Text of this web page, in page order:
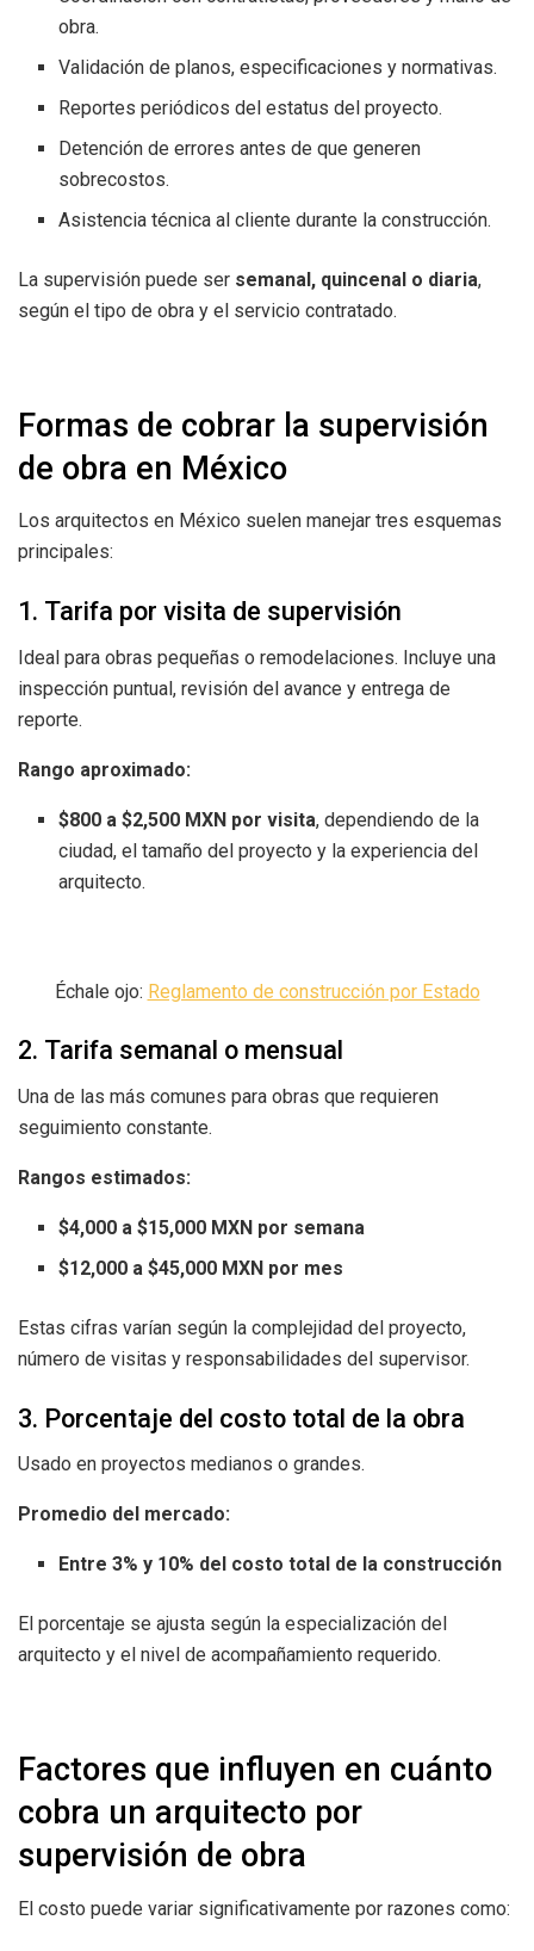
obra.
Validación de planos, especificaciones y normativas.
Reportes periódicos del estatus del proyecto.
Detención de errores antes de que generen
sobrecostos.
Asistencia técnica al cliente durante la construcción.
La supervisión puede ser semanal, quincenal o diaria,
según el tipo de obra y el servicio contratado.
Formas de cobrar la supervisión
de obra en México
Los arquitectos en México suelen manejar tres esquemas
principales:
1. Tarifa por visita de supervisión
Ideal para obras pequeñas o remodelaciones. Incluye una
inspección puntual, revisión del avance y entrega de
reporte.
Rango aproximado:
$800 a $2,500 MXN por visita, dependiendo de la
ciudad, el tamaño del proyecto y la experiencia del
arquitecto.
Échale ojo: Reglamento de construcción por Estado
2. Tarifa semanal o mensual
Una de las más comunes para obras que requieren
seguimiento constante.
Rangos estimados:
$4,000 a $15,000 MXN por semana
$12,000 a $45,000 MXN por mes
Estas cifras varían según la complejidad del proyecto,
número de visitas y responsabilidades del supervisor.
3. Porcentaje del costo total de la obra
Usado en proyectos medianos o grandes.
Promedio del mercado:
Entre 3% y 10% del costo total de la construcción
El porcentaje se ajusta según la especialización del
arquitecto y el nivel de acompañamiento requerido.
Factores que influyen en cuánto
cobra un arquitecto por
supervisión de obra
El costo puede variar significativamente por razones como: